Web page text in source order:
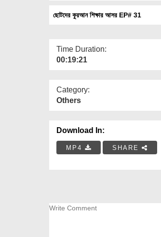
ছোটদের কুরআন শিক্ষার আসর EP# 31
Time Duration:
00:19:21
Category:
Others
Download In:
MP4 SHARE